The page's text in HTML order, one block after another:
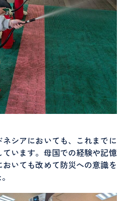
シアにおいても、これまでに
います。母国での経験や記憶
いても改めて防災への意識を